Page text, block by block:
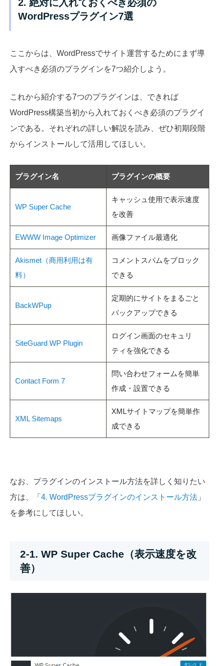
2. 絶対に入れておくべき必須の
WordPressプラグイン7選
ここからは、WordPressでサイト運営するためにまず導
入すべき必須のプラグインを7つ紹介しよう。
これから紹介する7つのプラグインは、できれば
WordPress構築当初から入れておくべき必須のプラグイ
ンである。それぞれの詳しい解説を読み、ぜひ初期段階
からインストールして活用してほしい。
プラグイン名 プラグインの概要
WP Super Cache
キャッシュ使用で表示速度
を改善
EWWW Image Optimizer 画像ファイル最適化
Akismet（商用利用は有
料）
コメントスパムをブロック
できる
BackWPup
定期的にサイトをまるごと
バックアップできる
SiteGuard WP Plugin
ログイン画面のセキュリ
ティを強化できる
Contact Form 7
問い合わせフォームを簡単
作成・設置できる
XML Sitemaps
XMLサイトマップを簡単作
成できる
なお、プラグインのインストール方法を詳しく知りたい
方は、「 4. WordPressプラグインのインストール方法 」
を参考にしてほしい。
2-1. WP Super Cache（表示速度を改
善）